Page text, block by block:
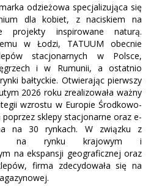
odzieżowa specjalizująca się
dla kobiet, z naciskiem na
projekty inspirowane naturą.
w Łodzi, TATUUM obecnie
stacjonarnych w Polsce,
i w Rumunii, a ostatnio
bałtyckie. Otwierając pierwszy
2026 roku zrealizowała ważny
wzrostu w Europie Środkowo-
sklepy stacjonarne oraz e-
na 30 rynkach. W związku z
na rynku krajowym i
na ekspansji geograficznej oraz
firma zdecydowała się na